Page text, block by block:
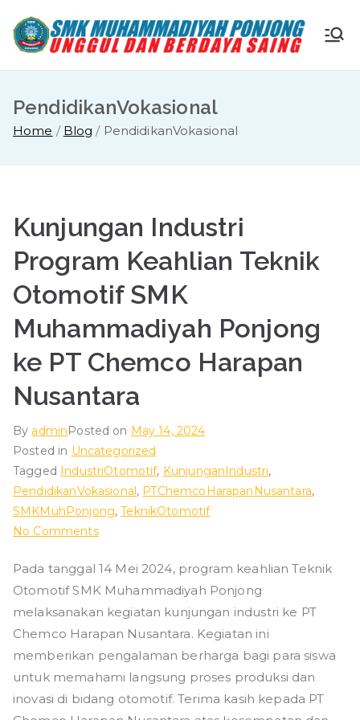
content
S
ha
m
o
nj
o
n
Ungg
ul
PendidikanVokasional
Home Blog PendidikanVokasional
Kunjungan Industri
Program Keahlian Teknik
Otomotif SMK
Muhammadiyah Ponjong
ke PT Chemco Harapan
Nusantara
By adminPosted on May 14, 2024
Posted in Uncategorized
Tagged IndustriOtomotif, KunjunganIndustri,
PendidikanVokasional, PTChemcoHarapanNusantara,
SMKMuhPonjong,TeknikOtomotif
No Commentson
Industri
Program
Keahlian
Teknik
Otomotif
SMK
Muhammadiyah
Pada tanggal 14 Mei 2024, program keahlian Teknik
Otomotif SMK Muhammadiyah Ponjong
melaksanakan kegiatan kunjungan industri ke PT
Chemco Harapan Nusantara. Kegiatan ini
memberikan pengalaman berharga bagi para siswa
untuk memahami langsung proses produksi dan
inovasi di bidang otomotif. Terima kasih kepada PT